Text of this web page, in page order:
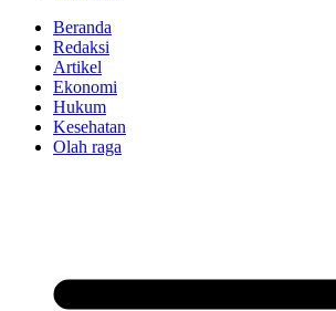
Beranda
Redaksi
Artikel
Ekonomi
Hukum
Kesehatan
Olah raga